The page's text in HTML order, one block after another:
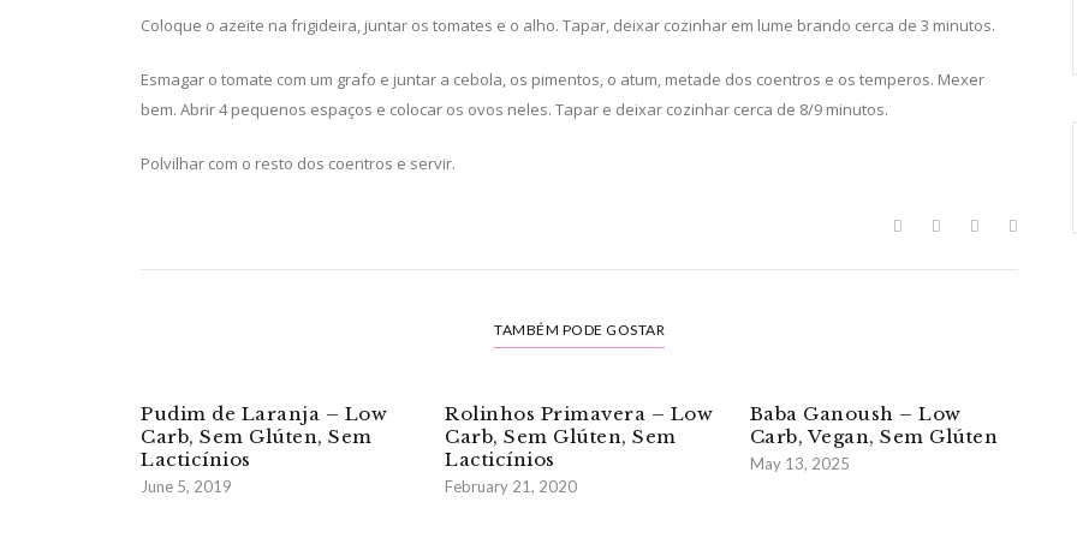
Coloque o azeite na frigideira, juntar os tomates e o alho. Tapar, deixar cozinhar em lume brando cerca de 3 minutos.
Esmagar o tomate com um grafo e juntar a cebola, os pimentos, o atum, metade dos coentros e os temperos. Mexer
bem. Abrir 4 pequenos espaços e colocar os ovos neles. Tapar e deixar cozinhar cerca de 8/9 minutos.
Polvilhar com o resto dos coentros e servir.
TAMBÉM PODE GOSTAR
Pudim de Laranja – Low
Carb, Sem Glúten, Sem
Lacticínios
June 5, 2019
Rolinhos Primavera – Low
Carb, Sem Glúten, Sem
Lacticínios
February 21, 2020
Baba Ganoush – Low
Carb, Vegan, Sem Glúten
May 13, 2025